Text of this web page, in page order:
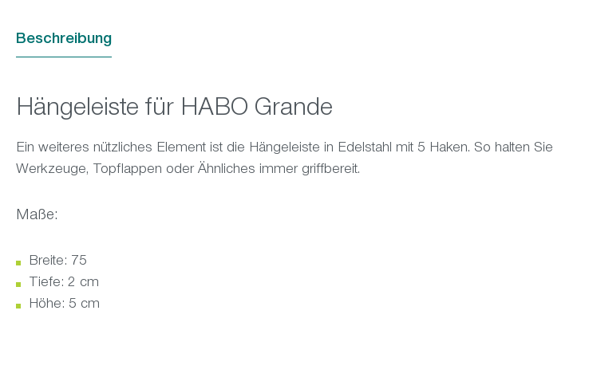
Beschreibung
Hängeleiste für HABO Grande
Ein weiteres nützliches Element ist die Hängeleiste in Edelstahl mit 5 Haken. So halten Sie
Werkzeuge, Topflappen oder Ähnliches immer griffbereit.
Maße:
Breite: 75
Tiefe: 2 cm
Höhe: 5 cm